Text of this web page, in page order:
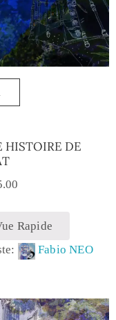
HISTOIRE DE
Rapide
Fabio NEO